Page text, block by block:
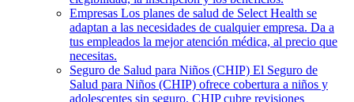
Empresas Los planes de salud de Select Health se
adaptan a las necesidades de cualquier empresa. Da a
tus empleados la mejor atención médica, al precio que
necesitas.
Seguro de Salud para Niños (CHIP) El Seguro de
Salud para Niños (CHIP) ofrece cobertura a niños y
adolescentes sin seguro. CHIP cubre revisiones